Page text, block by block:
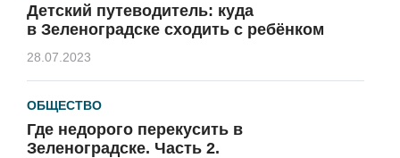
Детский путеводитель: куда
в Зеленоградске сходить с ребёнком
28.07.2023
ОБЩЕСТВО
Где недорого перекусить в
Зеленоградске. Часть 2.